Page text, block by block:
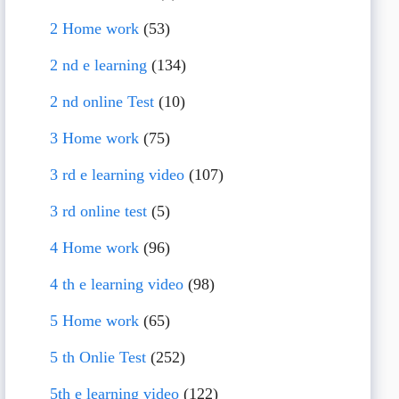
2 Home work(53)
2 nd e learning (134)
2 nd online Test(10)
3 Home work(75)
3 rd e learning video(107)
3 rd online test(5)
4 Home work(96)
4 th e learning video(98)
5 Home work(65)
5 th Onlie Test(252)
5th e learning video(122)